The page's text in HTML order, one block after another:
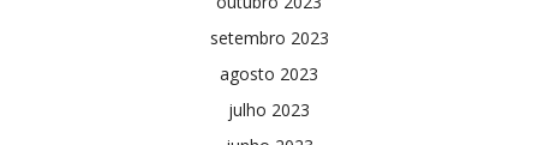
setembro 2023
agosto 2023
julho 2023